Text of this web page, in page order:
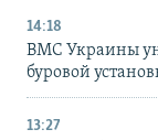
14:18
ВМС Украины
буровой
13:27